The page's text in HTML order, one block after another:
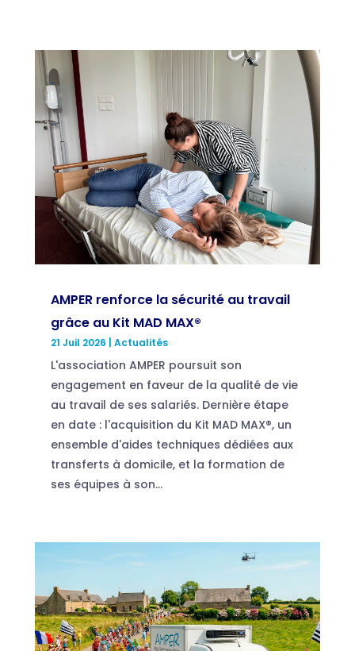
AMPER renforce la sécurité au travail
grâce au Kit MAD MAX®
21 Juil 2026 Actualités
L'association AMPER poursuit son
engagement en faveur de la qualité de vie
au travail de ses salariés. Dernière étape
en date : l'acquisition du Kit MAD MAX®, un
ensemble d'aides techniques dédiées aux
transferts à domicile, et la formation de
ses équipes à son...